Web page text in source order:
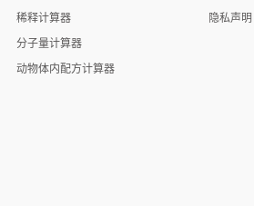
稀释计算器
分子量计算器
动物体内配方计算器
隐私声明